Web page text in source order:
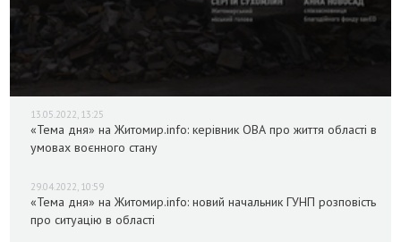
13.05.2022, 13:25
«Тема дня» на Житомир.info: керівник ОВА про життя області в
умовах воєнного стану
29.04.2022, 10:59
«Тема дня» на Житомир.info: новий начальник ГУНП розповість
про ситуацію в області